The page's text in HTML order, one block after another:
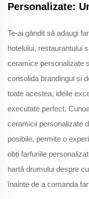
Personalizate:
Te-ai gândit să adaugi
hotelului, restaurantului
ceramice personalizate
consolida brandingul și
toate acestea, ideile
executate perfect.
ceramicii personalizate
posibile, permite o
obți farfuriile
hartă drumului despre
înainte de a comanda